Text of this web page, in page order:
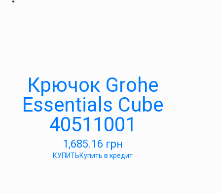
Крючок Grohe
Essentials Cube
40511001
1,685.16 грн
КУПИТЬКупить в кредит